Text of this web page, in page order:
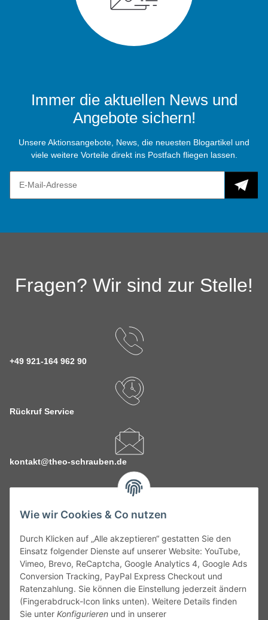
Wie wir Cookies & Co nutzen
Durch Klicken auf „Alle akzeptieren“ gestatten Sie den
Einsatz folgender Dienste auf unserer Website: YouTube,
Vimeo, Brevo, ReCaptcha, Google Analytics 4, Google Ads
Conversion Tracking, PayPal Express Checkout und
Ratenzahlung. Sie können die Einstellung jederzeit ändern
(Fingerabdruck-Icon links unten). Weitere Details finden
Sie unter Konfigurieren und in unserer
Immer die aktuellen News und
Angebote sichern!
Unsere Aktionsangebote, News, die neuesten Blogartikel und
viele weitere Vorteile direkt ins Postfach fliegen lassen.
Fragen? Wir sind zur Stelle!
+49 921-164 962 90
Rückruf Service
kontakt@theo-schrauben.de
Service
Gesetzliche Informationen
Alle technischen Angaben ohne Gewähr. Irrtümer und fehlerhafte